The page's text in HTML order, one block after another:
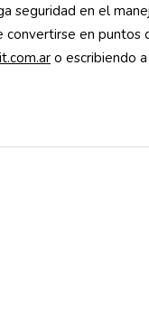
seguridad en el
convertirse en
o escribiendo a